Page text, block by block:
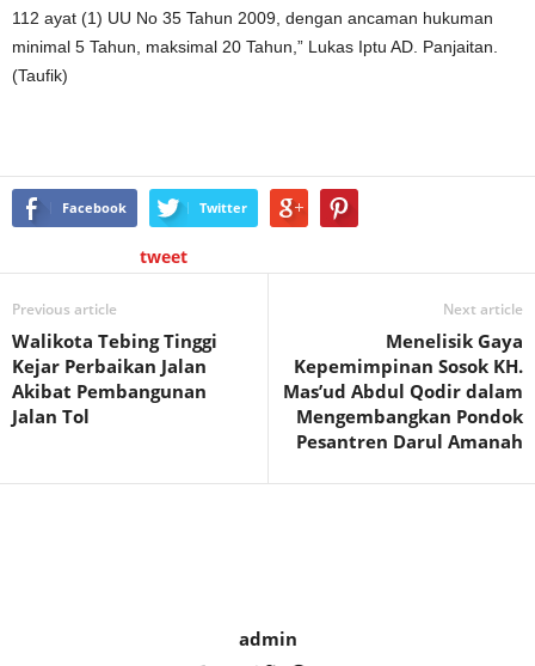
112 ayat (1) UU No 35 Tahun 2009, dengan ancaman hukuman
minimal 5 Tahun, maksimal 20 Tahun,” Lukas Iptu AD. Panjaitan.
(Taufik)
Facebook Twitter
tweet
Previous article
Walikota Tebing Tinggi
Kejar Perbaikan Jalan
Akibat Pembangunan
Jalan Tol
Next article
Menelisik Gaya
Kepemimpinan Sosok KH.
Mas’ud Abdul Qodir dalam
Mengembangkan Pondok
Pesantren Darul Amanah
admin